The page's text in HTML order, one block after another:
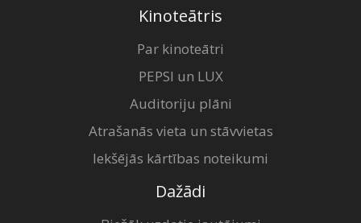
Kinoteātris
Par kinoteātri
PEPSI un LUX
Auditoriju plāni
Atrašanās vieta un stāvvietas
Iekšējās kārtības noteikumi
Dažādi